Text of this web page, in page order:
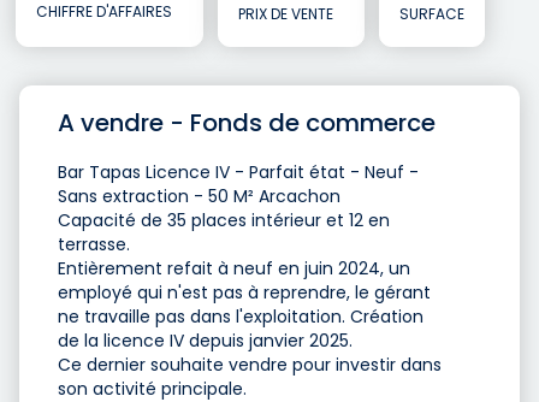
CHIFFRE D'AFFAIRES PRIX DE VENTE SURFACE
A vendre - Fonds de commerce
Bar Tapas Licence IV - Parfait état - Neuf -
Sans extraction - 50 M² Arcachon
Capacité de 35 places intérieur et 12 en
terrasse.
Entièrement refait à neuf en juin 2024, un
employé qui n'est pas à reprendre, le gérant
ne travaille pas dans l'exploitation. Création
de la licence IV depuis janvier 2025.
Ce dernier souhaite vendre pour investir dans
son activité principale.